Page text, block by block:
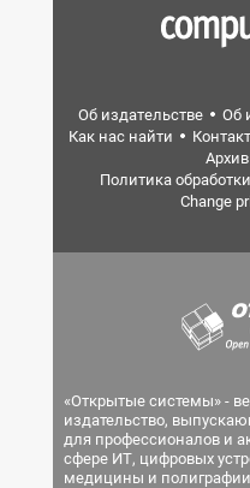
Об издательстве Об
Как нас найти
Политика
Change
«Открытые системы» -
издательство,
для профессионалов и
сфере ИТ, цифровых
медицины и